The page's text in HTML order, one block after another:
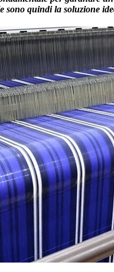
sono quindi la soluzione